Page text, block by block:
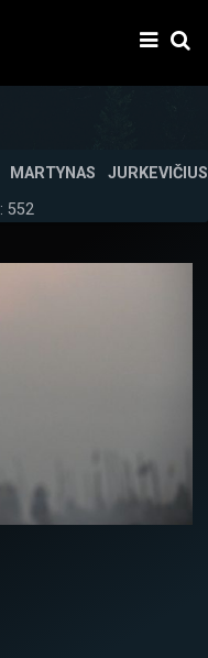
MARTYNAS JURKEVIČIUS
552